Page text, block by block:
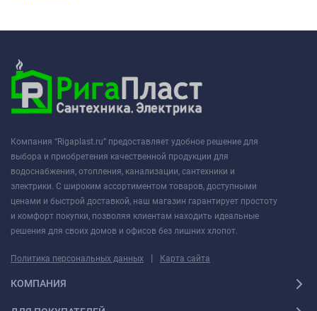
Компания “Rigaplast.ru” предоставляет удобное решение для
выбора и приобретения качественной продукции для
водоснабжения, отопления, канализации, сантехники и
электрики. С широким ассортиментом товаров, доступными
ценами и быстрой доставкой, наш магазин гарантирует простоту
и комфорт покупки, позволяя клиентам находить идеальные
решения для своих домов и офисов без лишних хлопот.
Политика персональных данных | Карта сайта
КОМПАНИЯ